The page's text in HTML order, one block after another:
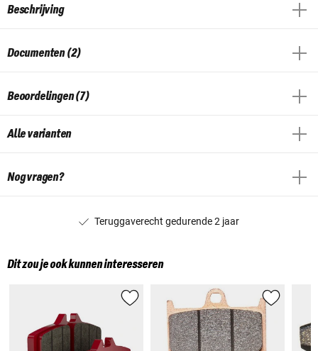
Beschrijving
Documenten (2)
Beoordelingen (7)
Alle varianten
Nog vragen?
Teruggaverecht gedurende 2 jaar
Dit zou je ook kunnen interesseren